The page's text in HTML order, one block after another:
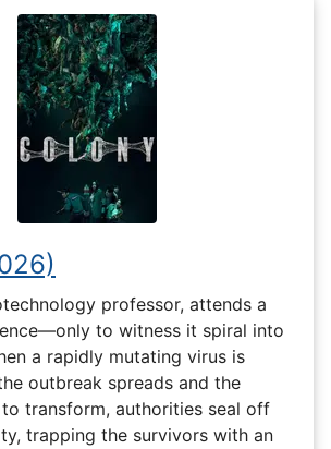
professor, attends a
to witness it spiral into
a rapidly mutating virus is
outbreak spreads and the
transform, authorities seal off
trapping the survivors with an